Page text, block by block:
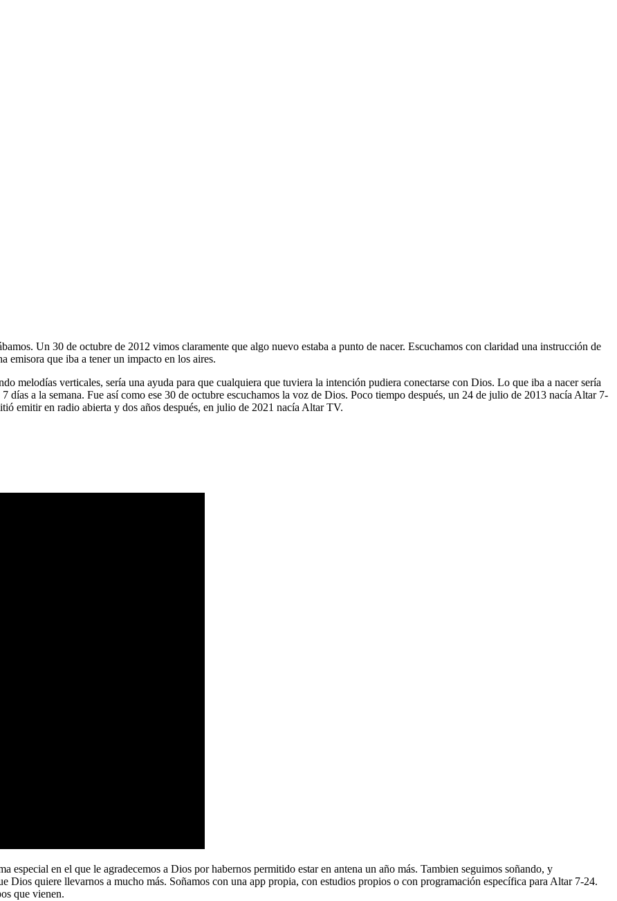
Un 30 de octubre de 2012 vimos claramente que algo nuevo estaba a punto de nacer. Escuchamos con claridad una instrucción de
emisora que iba a tener un impacto en los aires.
melodías verticales, sería una ayuda para que cualquiera que tuviera la intención pudiera conectarse con Dios. Lo que iba a nacer sería
días a la semana. Fue así como ese 30 de octubre escuchamos la voz de Dios. Poco tiempo después, un 24 de julio de 2013 nacía Altar 7-
emitir en radio abierta y dos años después, en julio de 2021 nacía Altar TV.
especial en el que le agradecemos a Dios por habernos permitido estar en antena un año más. Tambien seguimos soñando, y
Dios quiere llevarnos a mucho más. Soñamos con una app propia, con estudios propios o con programación específica para Altar 7-24.
que vienen.